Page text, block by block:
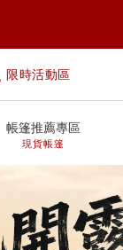
限時活動區
帳篷推薦專區
現貨帳篷